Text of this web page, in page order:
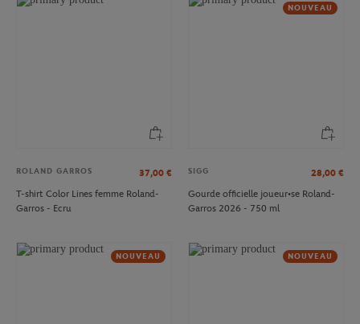
ROLAND GARROS 37,00 €
T-shirt Color Lines femme Roland-
Garros - Ecru
NOUVEAU
SIGG 28,00 €
Gourde officielle joueur•se Roland-
Garros 2026 - 750 ml
NOUVEAU NOUVEAU